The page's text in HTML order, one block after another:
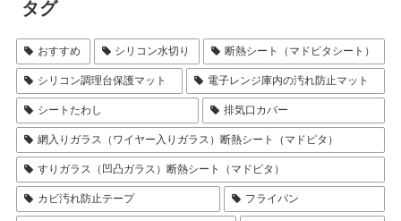
タグ
おすすめ シリコン水切り 断熱シート（マドピタシート）
シリコン調理台保護マット 電子レンジ庫内の汚れ防止マット
シートたわし 排気口カバー
網入りガラス（ワイヤー入りガラス）断熱シート（マドピタ）
すりガラス（凹凸ガラス）断熱シート（マドピタ）
カビ汚れ防止テープ フライパン